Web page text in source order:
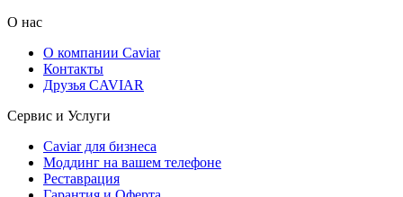
О нас
О компании Caviar
Контакты
Друзья CAVIAR
Сервис и Услуги
Caviar для бизнеса
Моддинг на вашем телефоне
Реставрация